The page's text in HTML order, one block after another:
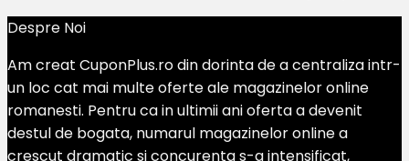
Despre Noi
Am creat CuponPlus.ro din dorinta de a centraliza intr-
un loc cat mai multe oferte ale magazinelor online
romanesti. Pentru ca in ultimii ani oferta a devenit
destul de bogata, numarul magazinelor online a
crescut dramatic si concurenta s-a intensificat,